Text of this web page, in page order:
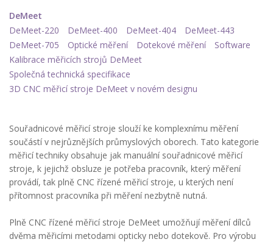
DeMeet
DeMeet-220
DeMeet-400 DeMeet-404
DeMeet-443
DeMeet-705
Optické měření Dotekové měření
Software
Kalibrace měřicích strojů DeMeet
Společná technická specifikace
3D CNC měřicí stroje DeMeet v novém designu
Souřadnicové měřicí stroje slouží ke komplexnímu měření
součástí v nejrůznějších průmyslových oborech. Tato kategorie
měřicí techniky obsahuje jak manuální souřadnicové měřicí
stroje, k jejichž obsluze je potřeba pracovník, který měření
provádí, tak plně CNC řízené měřicí stroje, u kterých není
přítomnost pracovníka při měření nezbytně nutná.
Plně CNC řízené měřicí stroje DeMeet umožňují měření dílců
dvěma měřicími metodami opticky nebo dotekově. Pro výrobu